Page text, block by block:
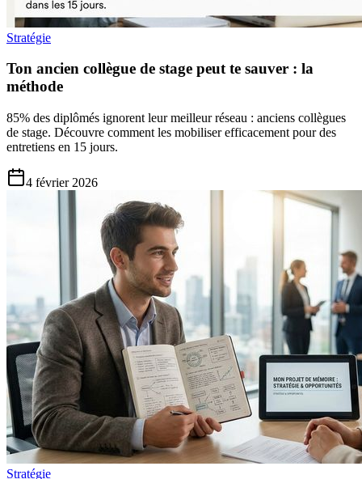
Stratégie
Ton ancien collègue de stage peut te sauver : la
méthode
85% des diplômés ignorent leur meilleur réseau : anciens collègues
de stage. Découvre comment les mobiliser efficacement pour des
entretiens en 15 jours.
4 février 2026
Stratégie